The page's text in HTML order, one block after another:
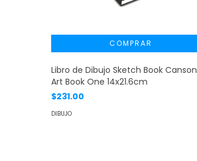
Libro de Dibujo Sketch Book Canson
Art Book One 14x21.6cm
$231.00
DIBUJO